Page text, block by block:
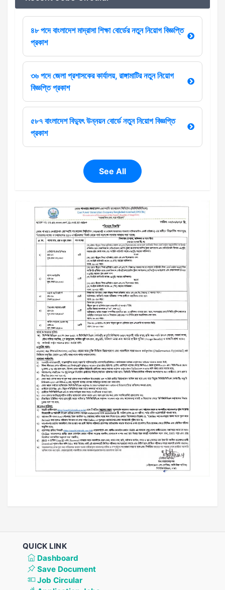
৪৮ পদে বাংলাদেশ মাদ্রাসা শিক্ষা বোর্ডের নতুন নিয়োগ বিজ্ঞপ্তি
প্রকাশ
৩৬ পদে জেলা প্রশাসকের কার্যালয়, রাঙ্গামাটির নতুন নিয়োগ
বিজ্ঞপ্তি প্রকাশ
৫৮৭ বাংলাদেশ বিদ্যুৎ উন্নয়ন বোর্ডে নতুন নিয়োগ বিজ্ঞপ্তি
প্রকাশ
See All
QUICK LINK
Dashboard
Save Document
Job Circular